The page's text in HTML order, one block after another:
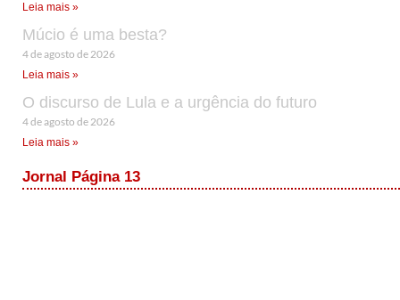
Leia mais »
Múcio é uma besta?
4 de agosto de 2026
Leia mais »
O discurso de Lula e a urgência do futuro
4 de agosto de 2026
Leia mais »
Jornal Página 13